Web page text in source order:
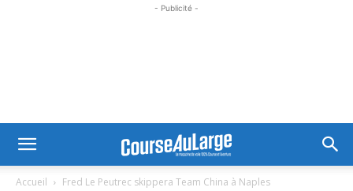
- Publicité -
Accueil Fred Le Peutrec skippera Team China à Naples